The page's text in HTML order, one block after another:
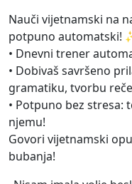
Nauči vijetnamski na
potpuno automatski!
• Dnevni trener
• Dobivaš savršeno
gramatiku, tvorbu
• Potpuno bez stresa:
njemu!
Govori vijetnamski
bubanja!